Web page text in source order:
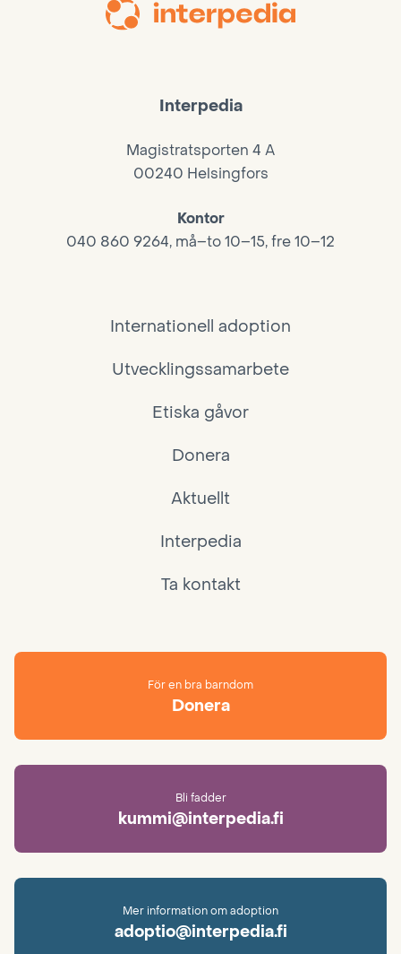
Interpedia
Magistratsporten 4 A
00240 Helsingfors
Kontor
040 860 9264, må–to 10–15, fre 10–12
Internationell adoption
Utvecklingssamarbete
Etiska gåvor
Donera
Aktuellt
Interpedia
Ta kontakt
För en bra barndom
Donera
Bli fadder
kummi@interpedia.fi
Mer information om adoption
adoptio@interpedia.fi